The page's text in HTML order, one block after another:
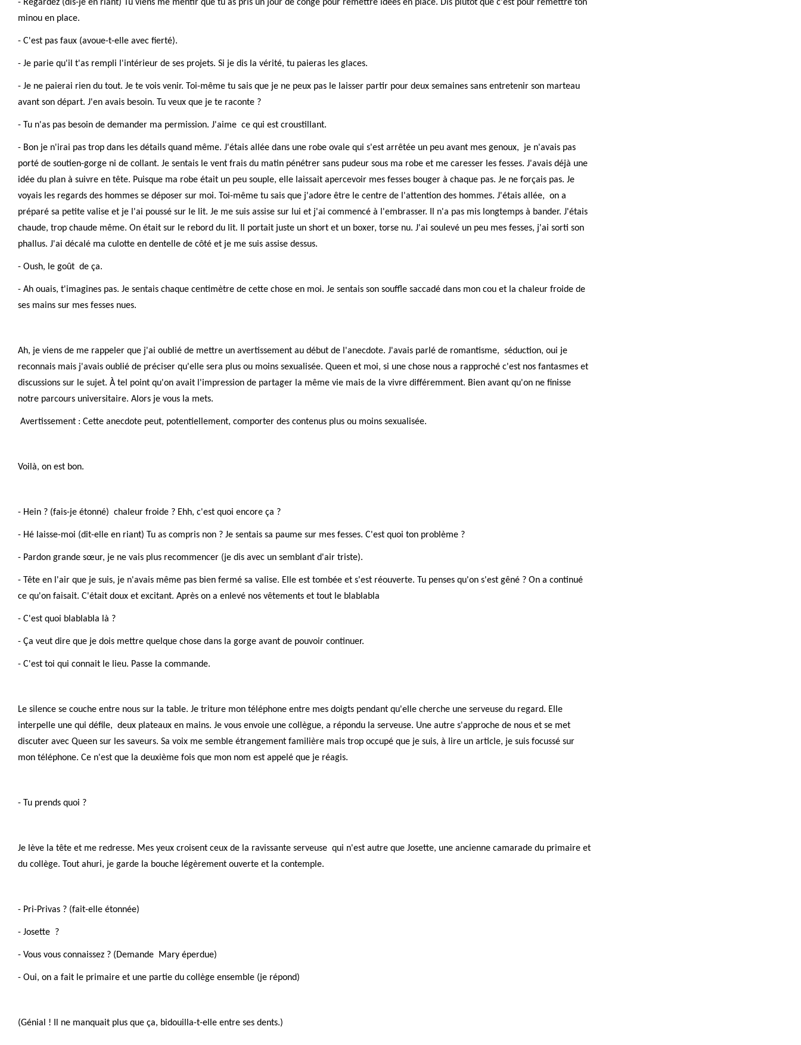
- Regardez (dis-je en riant) Tu viens me mentir que tu as pris un jour de congé pour remettre idées en place. Dis plutôt que c'est pour remettre ton
minou en place.
- C'est pas faux (avoue-t-elle avec fierté).
- Je parie qu'il t'as rempli l'intérieur de ses projets. Si je dis la vérité, tu paieras les glaces.
- Je ne paierai rien du tout. Je te vois venir. Toi-même tu sais que je ne peux pas le laisser partir pour deux semaines sans entretenir son marteau
avant son départ. J'en avais besoin. Tu veux que je te raconte ?
- Tu n'as pas besoin de demander ma permission. J'aime ce qui est croustillant.
- Bon je n'irai pas trop dans les détails quand même. J'étais allée dans une robe ovale qui s'est arrêtée un peu avant mes genoux, je n'avais pas
porté de soutien-gorge ni de collant. Je sentais le vent frais du matin pénétrer sans pudeur sous ma robe et me caresser les fesses. J'avais déjà une
idée du plan à suivre en tête. Puisque ma robe était un peu souple, elle laissait apercevoir mes fesses bouger à chaque pas. Je ne forçais pas. Je
voyais les regards des hommes se déposer sur moi. Toi-même tu sais que j'adore être le centre de l'attention des hommes. J'étais allée, on a
préparé sa petite valise et je l'ai poussé sur le lit. Je me suis assise sur lui et j'ai commencé à l'embrasser. Il n'a pas mis longtemps à bander. J'étais
chaude, trop chaude même. On était sur le rebord du lit. Il portait juste un short et un boxer, torse nu. J'ai soulevé un peu mes fesses, j'ai sorti son
phallus. J'ai décalé ma culotte en dentelle de côté et je me suis assise dessus.
- Oush, le goût de ça.
- Ah ouais, t'imagines pas. Je sentais chaque centimètre de cette chose en moi. Je sentais son souffle saccadé dans mon cou et la chaleur froide de
ses mains sur mes fesses nues.
Ah, je viens de me rappeler que j'ai oublié de mettre un avertissement au début de l'anecdote. J'avais parlé de romantisme, séduction, oui je
reconnais mais j'avais oublié de préciser qu'elle sera plus ou moins sexualisée. Queen et moi, si une chose nous a rapproché c'est nos fantasmes et
discussions sur le sujet. À tel point qu'on avait l'impression de partager la même vie mais de la vivre différemment. Bien avant qu'on ne finisse
notre parcours universitaire. Alors je vous la mets.
Avertissement : Cette anecdote peut, potentiellement, comporter des contenus plus ou moins sexualisée.
Voilà, on est bon.
- Hein ? (fais-je étonné) chaleur froide ? Ehh, c'est quoi encore ça ?
- Hé laisse-moi (dit-elle en riant) Tu as compris non ? Je sentais sa paume sur mes fesses. C'est quoi ton problème ?
- Pardon grande sœur, je ne vais plus recommencer (je dis avec un semblant d'air triste).
- Tête en l'air que je suis, je n'avais même pas bien fermé sa valise. Elle est tombée et s'est réouverte. Tu penses qu'on s'est gêné ? On a continué
ce qu'on faisait. C'était doux et excitant. Après on a enlevé nos vêtements et tout le blablabla
- C'est quoi blablabla là ?
- Ça veut dire que je dois mettre quelque chose dans la gorge avant de pouvoir continuer.
- C'est toi qui connait le lieu. Passe la commande.
Le silence se couche entre nous sur la table. Je triture mon téléphone entre mes doigts pendant qu'elle cherche une serveuse du regard. Elle
interpelle une qui défile, deux plateaux en mains. Je vous envoie une collègue, a répondu la serveuse. Une autre s'approche de nous et se met
discuter avec Queen sur les saveurs. Sa voix me semble étrangement familière mais trop occupé que je suis, à lire un article, je suis focussé sur
mon téléphone. Ce n'est que la deuxième fois que mon nom est appelé que je réagis.
- Tu prends quoi ?
Je lève la tête et me redresse. Mes yeux croisent ceux de la ravissante serveuse qui n'est autre que Josette, une ancienne camarade du primaire et
du collège. Tout ahuri, je garde la bouche légèrement ouverte et la contemple.
- Pri-Privas ? (fait-elle étonnée)
- Josette ?
- Vous vous connaissez ? (Demande Mary éperdue)
- Oui, on a fait le primaire et une partie du collège ensemble (je répond)
(Génial ! Il ne manquait plus que ça, bidouilla-t-elle entre ses dents.)